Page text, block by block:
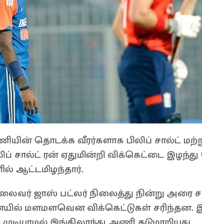
தொடக்க வீரர்களாக பிலிப் சால்ட்
சால்ட் ரன் ஏதுமின்றி விக்கெட்டை
ஆட்டமிழந்தார்.
ஜாஸ் பட்லர் நிலைத்து நின்று அரை
மளமளவென விக்கெட்டுகள் சரிந்தன.